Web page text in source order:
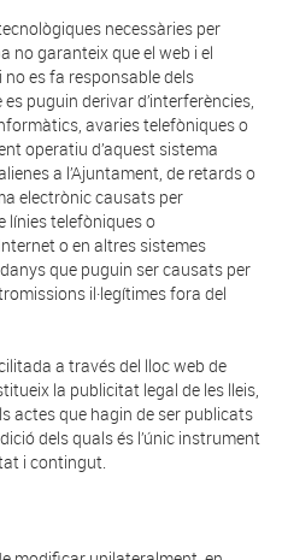
necessàries per
no garanteix que el web i el
es fa responsable dels
puguin derivar d’interferències,
avaries telefòniques o
operatiu d’aquest sistema
a l’Ajuntament, de retards o
electrònic causats per
línies telefòniques o
o en altres sistemes
que puguin ser causats per
il·legítimes fora del
a través del lloc web de
la publicitat legal de les lleis,
actes que hagin de ser publicats
dels quals és l’únic instrument
i contingut.